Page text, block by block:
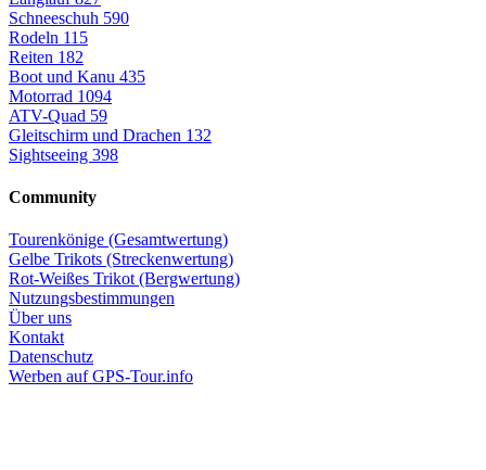
Schneeschuh 590
Rodeln 115
Reiten 182
Boot und Kanu 435
Motorrad 1094
ATV-Quad 59
Gleitschirm und Drachen 132
Sightseeing 398
Community
Tourenkönige (Gesamtwertung)
Gelbe Trikots (Streckenwertung)
Rot-Weißes Trikot (Bergwertung)
Nutzungsbestimmungen
Über uns
Kontakt
Datenschutz
Werben auf GPS-Tour.info